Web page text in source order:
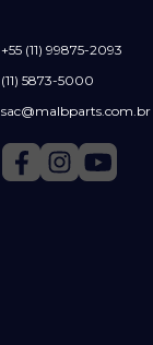
+55 (11) 99875-2093
(11) 5873-5000
sac@malbparts.com.br